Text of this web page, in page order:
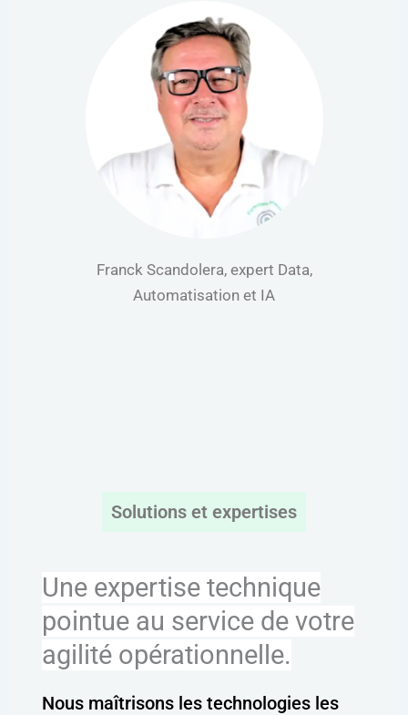
Franck Scandolera, expert Data,
Automatisation et IA
Solutions et expertises
Une expertise technique
pointue au service de votre
agilité opérationnelle.
Nous maîtrisons les technologies les